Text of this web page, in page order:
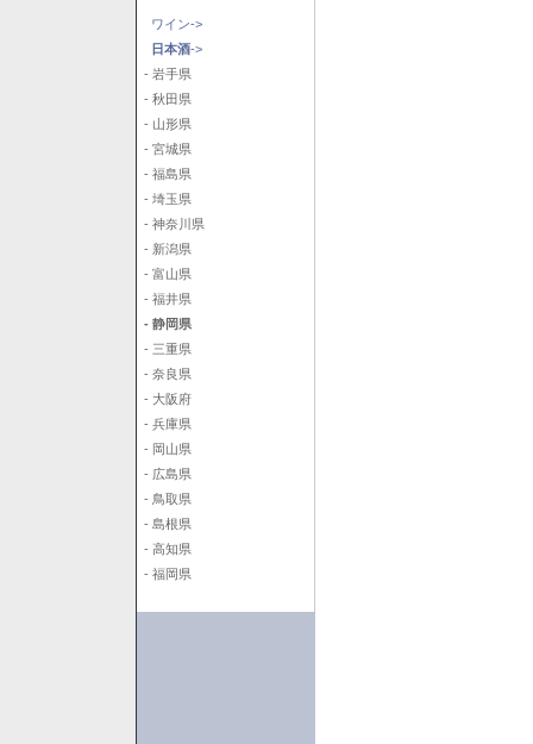
ワイン->
日本酒->
- 岩手県
- 秋田県
- 山形県
- 宮城県
- 福島県
- 埼玉県
- 神奈川県
- 新潟県
- 富山県
- 福井県
- 静岡県
- 三重県
- 奈良県
- 大阪府
- 兵庫県
- 岡山県
- 広島県
- 鳥取県
- 島根県
- 高知県
- 福岡県